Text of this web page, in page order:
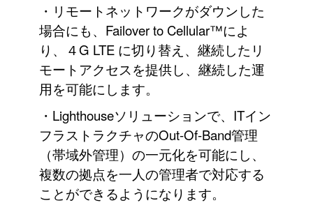
・リモートネットワークがダウンした
場合にも、Failover to Cellular™によ
り、４G LTE に切り替え、継続したリ
モートアクセスを提供し、継続した運
用を可能にします。
・Lighthouseソリューションで、ITイン
フラストラクチャのOut-Of-Band管理
（帯域外管理）の一元化を可能にし、
複数の拠点を一人の管理者で対応する
ことができるようになります。